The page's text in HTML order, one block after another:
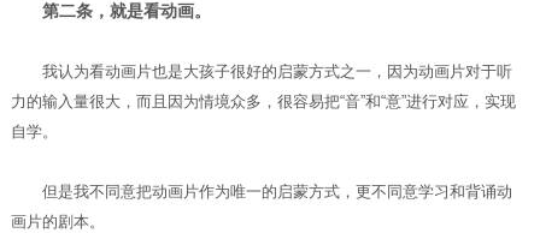
第二条，就是看动画。
我认为看动画片也是大孩子很好的启蒙方式之一，因为动画片对于听
力的输入量很大，而且因为情境众多，很容易把“音”和“意”进行对应，实现
自学。
但是我不同意把动画片作为唯一的启蒙方式，更不同意学习和背诵动
画片的剧本。